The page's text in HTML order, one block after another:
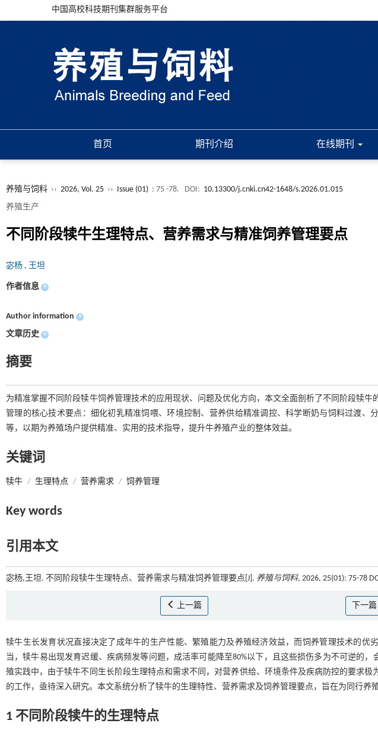
中国高校科技期刊集群服务平台
首页 期刊介绍 在线期刊
养殖与饲料 ›› 2026, Vol. 25 ›› Issue (01) : 75 -78. DOI: 10.13300/j.cnki.cn42-1648/s.2026.01.015
养殖生产
不同阶段犊牛生理特点、营养需求与精准饲养管理要点
宓杨 , 王坦
作者信息 +
Author information +
文章历史 +
摘要
为精准掌握不同阶段犊牛饲养管理技术的应用现状、问题及优化方向，本文全面剖析了不同阶段犊
管理的核心技术要点：细化初乳精准饲喂、环境控制、营养供给精准调控、科学断奶与饲料过渡、
等，以期为养殖场户提供精准、实用的技术指导，提升牛养殖产业的整体效益。
关键词
犊牛 / 生理特点 / 营养需求 / 饲养管理
Key words
引用本文
宓杨,王坦. 不同阶段犊牛生理特点、营养需求与精准饲养管理要点[J]. 养殖与饲料, 2026, 25(01): 75-78
上一篇 下一篇
犊牛生长发育状况直接决定了成年牛的生产性能、繁殖能力及养殖经济效益，而饲养管理技术的优
当，犊牛易出现发育迟缓、疾病频发等问题，成活率可能降至80%以下，且这些损伤多为不可逆的
殖实践中，由于犊牛不同生长阶段生理特点和需求不同，对营养供给、环境条件及疾病防控的要求
的工作，亟待深入研究。本文系统分析了犊牛的生理特性、营养需求及饲养管理要点，旨在为同行养
1 不同阶段犊牛的生理特点